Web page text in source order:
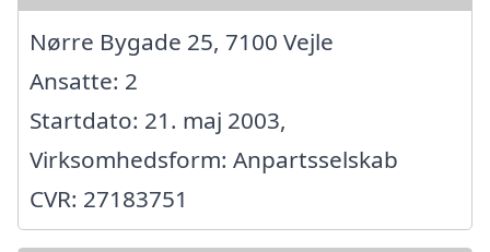
Nørre Bygade 25, 7100 Vejle
Ansatte: 2
Startdato: 21. maj 2003,
Virksomhedsform: Anpartsselskab
CVR: 27183751